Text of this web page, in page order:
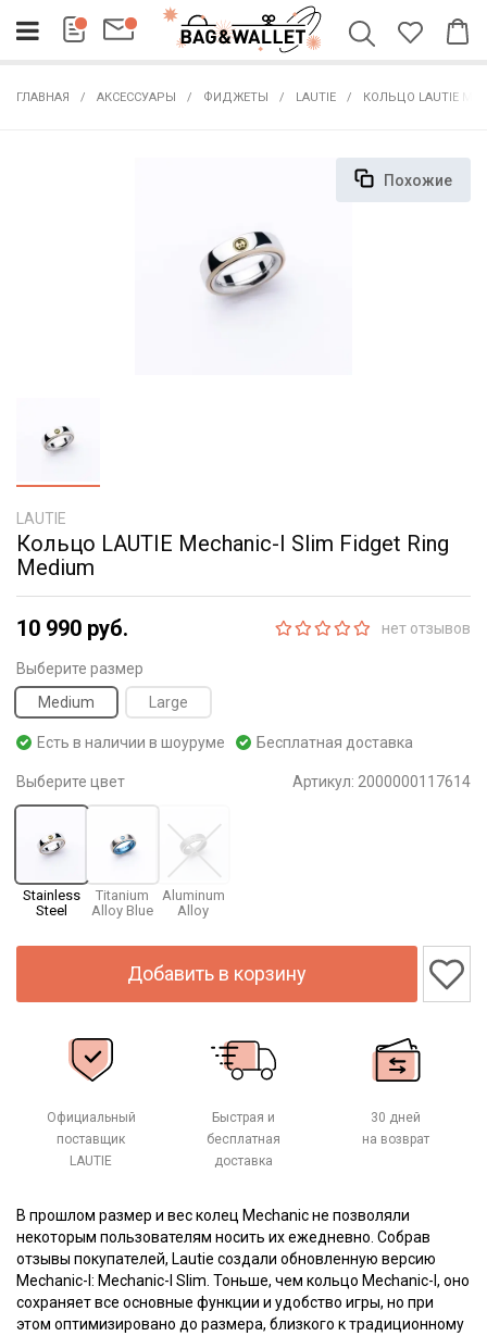
ГЛАВНАЯ АКСЕССУАРЫ ФИДЖЕТЫ LAUTIE КОЛЬЦО LAUTIE
Похожие
LAUTIE
Кольцо LAUTIE Mechanic-I Slim Fidget Ring
Medium
10 990 руб. нет отзывов
Выберите размер
Medium
Large
Есть в наличии в шоуруме Бесплатная доставка
Выберите цвет Артикул: 2000000117614
Stainless
Steel
Titanium
Alloy Blue
Aluminum
Alloy
Добавить в корзину
Официальный
поставщик
LAUTIE
Быстрая и
бесплатная
доставка
30 дней
на возврат
В прошлом размер и вес колец Mechanic не позволяли
некоторым пользователям носить их ежедневно. Собрав
отзывы покупателей, Lautie создали обновленную версию
Mechanic-I: Mechanic-I Slim. Тоньше, чем кольцо Mechanic-I, оно
сохраняет все основные функции и удобство игры, но при
этом оптимизировано до размера, близкого к традиционному